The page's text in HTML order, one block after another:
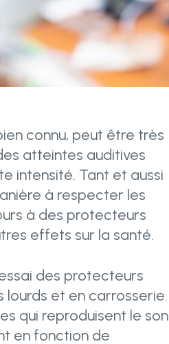
connu, peut être très
atteintes auditives
intensité. Tant et aussi
à respecter les
à des protecteurs
effets sur la santé.
des protecteurs
lourds et en carrosserie.
qui reproduisent le son
en fonction de